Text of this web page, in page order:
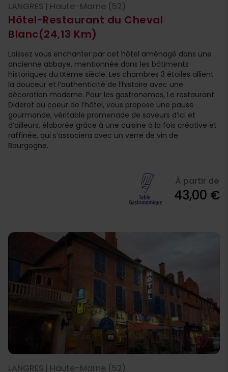
Hôtel-Restaurant du Cheval
Blanc(24,13 Km)
LANGRES | Haute-Marne (52)
Laissez vous enchanter par cet hôtel aménagé dans une
ancienne abbaye, mentionnée dans les bâtiments
historiques du IXème siècle. Les chambres 3 étoiles allient
la douceur et l’authenticité de l’histoire avec une
décoration moderne. Pour les gastronomes, Le restaurant
Diderot au coeur de l’hôtel, vous propose une pause
gourmande, véritable promenade de saveurs d’ici et
d’ailleurs, élaborée grâce à une cuisine à la fois créative et
raffinée, qui s’associera avec un verre de vin de
Bourgogne.
À partir de
43,00 €
favorite_border
LANGRES | Haute-Marne (52)